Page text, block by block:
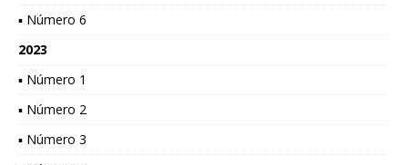
▪ Número 6
2023
▪ Número 1
▪ Número 2
▪ Número 3